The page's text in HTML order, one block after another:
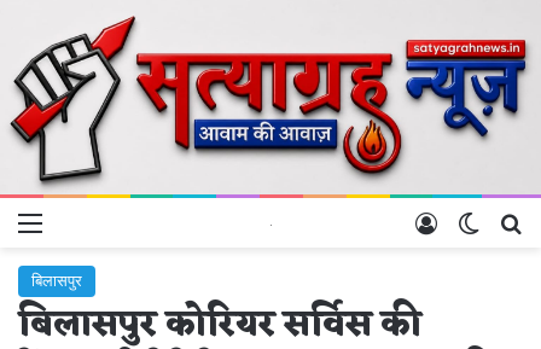
Menu Switch
Log In
बिलासपुर
बिलासपुर कोरियर सर्विस की